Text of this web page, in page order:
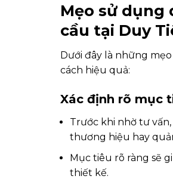
Mẹo sử dụng
cầu tại Duy
Dưới đây là những
cách hiệu quả:
Xác định rõ mục
Trước khi nhờ tư
thương hiệu hay
Mục tiêu rõ ràng sẽ
thiết kế.